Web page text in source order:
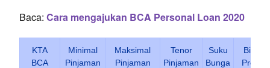
Baca: Cara mengajukan BCA Personal Loan 2020
KTA
BCA
Minimal
Pinjaman
Maksimal
Pinjaman
Tenor
Pinjaman
Suku
Bunga
Biaya
Provisi